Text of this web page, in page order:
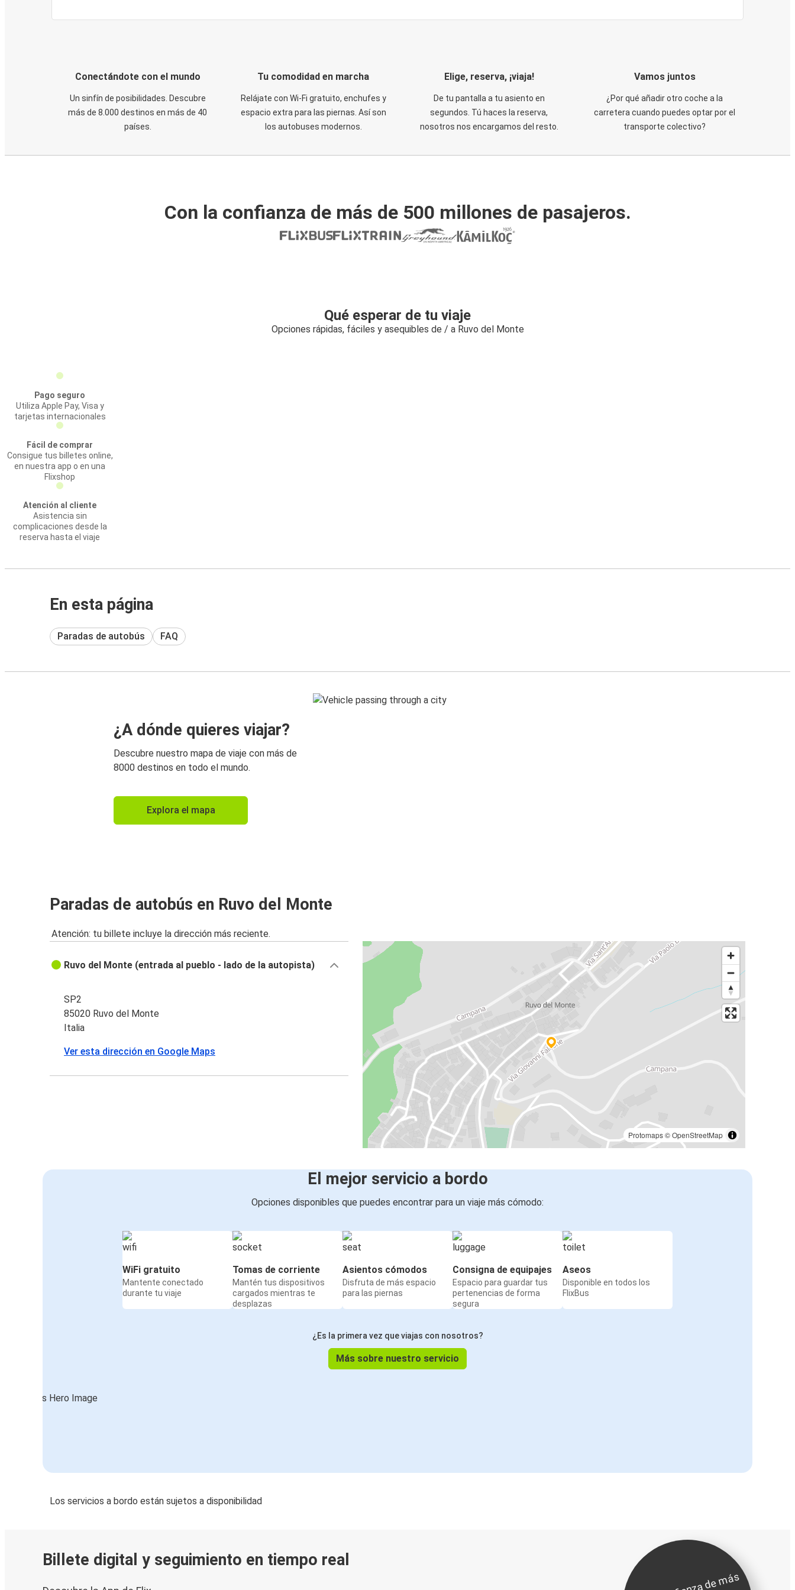
Conectándote con el mundo
Un sinfín de posibilidades. Descubre
más de 8.000 destinos en más de 40
países.
Tu comodidad en marcha
Relájate con Wi-Fi gratuito, enchufes y
espacio extra para las piernas. Así son
los autobuses modernos.
Elige, reserva, ¡viaja!
De tu pantalla a tu asiento en
segundos. Tú haces la reserva,
nosotros nos encargamos del resto.
Vamos juntos
¿Por qué añadir otro coche a la
carretera cuando puedes optar por el
transporte colectivo?
Con la confianza de más de 500 millones de pasajeros.
Qué esperar de tu viaje
Opciones rápidas, fáciles y asequibles de / a Ruvo del Monte
Pago seguro
Utiliza Apple Pay, Visa y
tarjetas internacionales
Fácil de comprar
Consigue tus billetes online,
en nuestra app o en una
Flixshop
Atención al cliente
Asistencia sin
complicaciones desde la
reserva hasta el viaje
En esta página
Paradas de autobús FAQ
¿A dónde quieres viajar?
Descubre nuestro mapa de viaje con más de
8000 destinos en todo el mundo.
Explora el mapa
Paradas de autobús en Ruvo del Monte
Atención: tu billete incluye la dirección más reciente.
Protomaps©OpenStreetMap
Ruvo del Monte (entrada al pueblo - lado de la autopista)
SP2
85020 Ruvo del Monte
Italia
Ver esta dirección en Google Maps
El mejor servicio a bordo
Opciones disponibles que puedes encontrar para un viaje más cómodo:
WiFi gratuito
Mantente conectado
durante tu viaje
Tomas de corriente
Mantén tus dispositivos
cargados mientras te
desplazas
Asientos cómodos
Disfruta de más espacio
para las piernas
Consigna de equipajes
Espacio para guardar tus
pertenencias de forma
segura
Aseos
Disponible en todos los
FlixBus
¿Es la primera vez que viajas con nosotros?
Más sobre nuestro servicio
Los servicios a bordo están sujetos a disponibilidad
Billete digital y seguimiento en tiempo real